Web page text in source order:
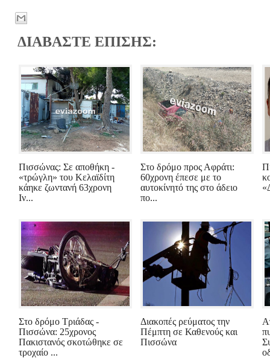
ΔΙΑΒΑΣΤΕ ΕΠΙΣΗΣ:
Πισσώνας: Σε αποθήκη -
«τρώγλη» του Κελαϊδίτη
κάηκε ζωντανή 63χρονη
Ιν...
Στο δρόμο προς Αφράτι:
60χρονη έπεσε με το
αυτοκίνητό της στο άδειο
πο...
Στο δρόμο Τριάδας -
Πισσώνα: 25χρονος
Πακιστανός σκοτώθηκε σε
τροχαίο ...
Διακοπές ρεύματος την
Πέμπτη σε Καθενούς και
Πισσώνα